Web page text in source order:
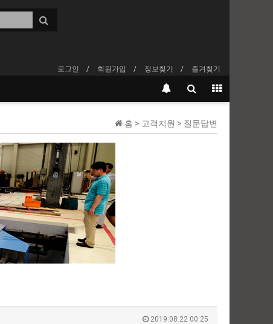
로그인 회원가입 정보찾기 즐겨찾기
홈 > 고객지원 > 질문답변
2019.08.22 00:25